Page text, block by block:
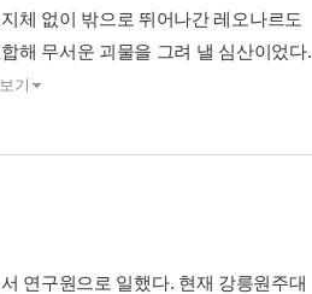
체 없이 밖으로 뛰어나간 레오나르도
해 무서운 괴물을 그려 낼 심산이었다.
기
연구원으로 일했다. 현재 강릉원주대